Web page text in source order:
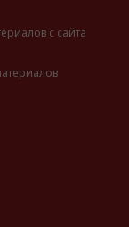
с сайта